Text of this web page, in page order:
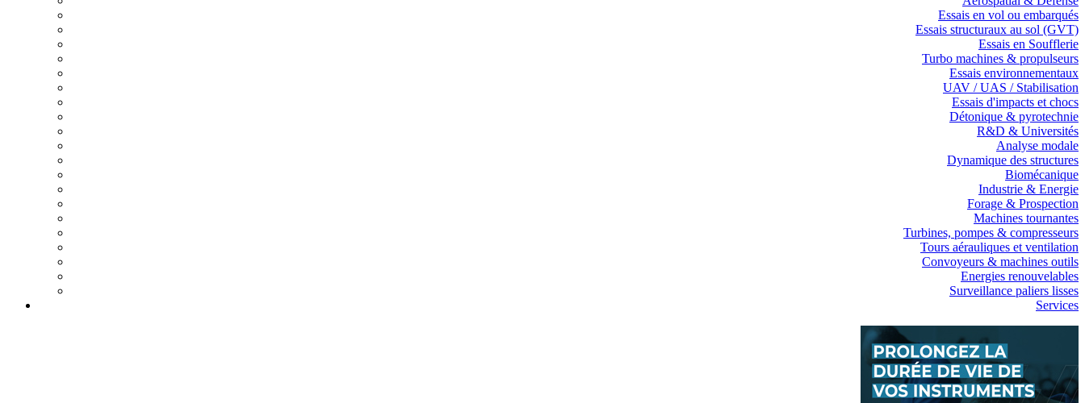
Essais en vol ou embarqués
Essais structuraux au sol (GVT)
Essais en Soufflerie
Turbo machines & propulseurs
Essais environnementaux
UAV / UAS / Stabilisation
Essais d'impacts et chocs
Détonique & pyrotechnie
R&D & Universités
Analyse modale
Dynamique des structures
Biomécanique
Industrie & Energie
Forage & Prospection
Machines tournantes
Turbines, pompes & compresseurs
Tours aérauliques et ventilation
Convoyeurs & machines outils
Energies renouvelables
Surveillance paliers lisses
Services